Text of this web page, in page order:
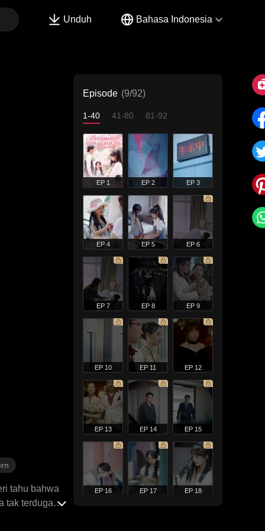
Unduh Bahasa Indonesia
tahu bahwa
tak terduga
Episode (9/92)
1-40 41-80 81-92
EP 1 EP 2 EP 3
EP 4 EP 5 EP 6
EP 7 EP 8 EP 9
EP 10 EP 11 EP 12
EP 13 EP 14 EP 15
EP 16 EP 17 EP 18